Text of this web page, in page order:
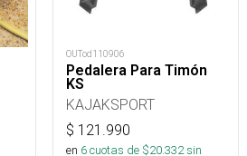
OUTod110906
Pedalera Para Timón
KS
KAJAKSPORT
$ 121.990
en 6cuotas de $20.332sin